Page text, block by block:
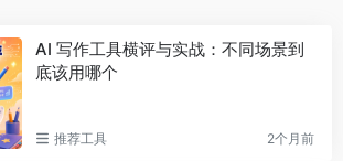
AI 写作工具横评与实战：不同场景到
底该用哪个
推荐工具 2个月前